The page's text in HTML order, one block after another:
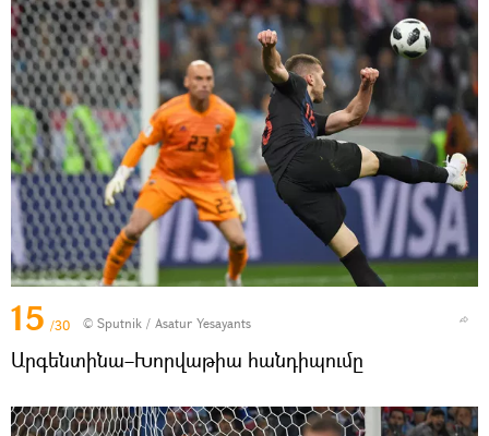
15 /30 © Sputnik / Asatur Yesayants
Արգենտինա–Խորվաթիա հանդիպումը